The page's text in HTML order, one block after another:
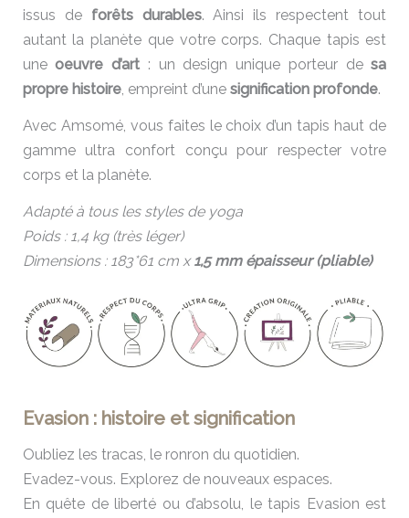
issus de forêts durables. Ainsi ils respectent tout
autant la planète que votre corps. Chaque tapis est
uneoeuvre d’art : un design unique porteur desa
propre histoire, empreint d’une signification profonde.
Avec Amsomé, vous faites le choix d’un tapis haut de
gamme ultra confort conçu pour respecter votre
corps et la planète.
Adapté à tous les styles de yoga
Poids : 1,4 kg (très léger)
Dimensions : 183*61 cm x1,5 mm épaisseur (pliable)
Evasion : histoire et signification
Oubliez les tracas, le ronron du quotidien.
Evadez-vous. Explorez de nouveaux espaces.
En quête de liberté ou d’absolu, le tapis Evasion est